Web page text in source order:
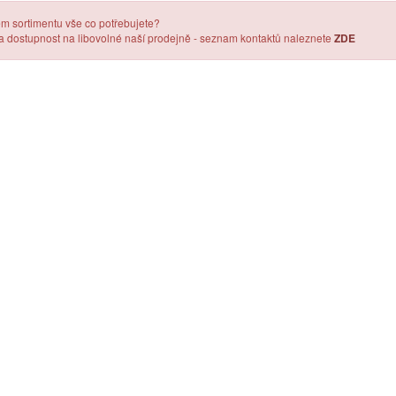
sortimentu vše co potřebujete?
dostupnost na libovolné naší prodejně - seznam kontaktů naleznete ZDE